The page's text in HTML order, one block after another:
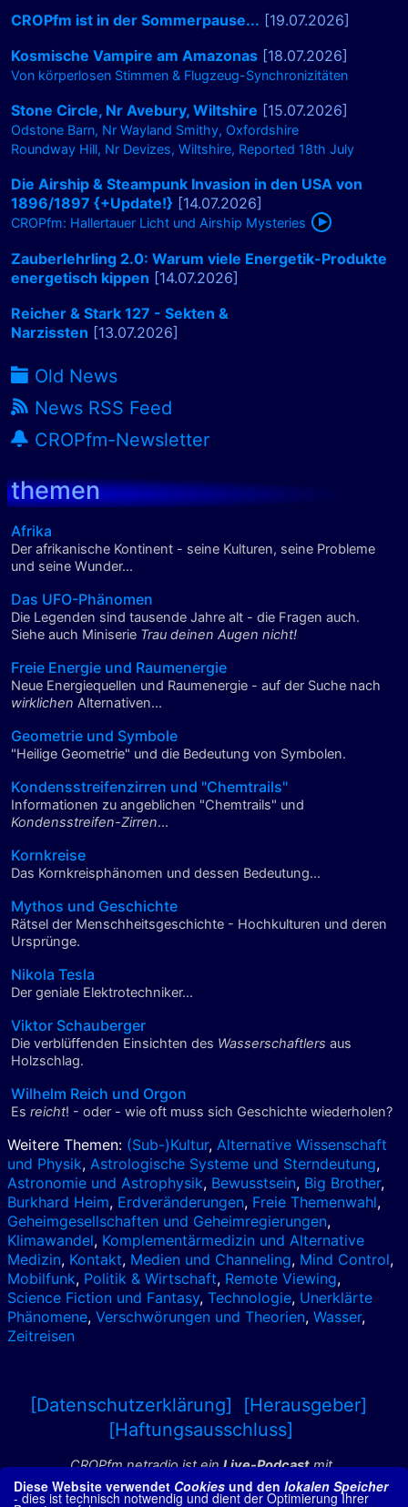
Diese Website verwendet Cookies und den lokalen Speicher
- dies ist technisch notwendig und dient der Optimierung Ihrer
CROPfm ist in der Sommerpause... [19.07.2026]
Kosmische Vampire am Amazonas [18.07.2026]
Von körperlosen Stimmen & Flugzeug-Synchronizitäten
Stone Circle, Nr Avebury, Wiltshire [15.07.2026]
Odstone Barn, Nr Wayland Smithy, Oxfordshire
Roundway Hill, Nr Devizes, Wiltshire, Reported 18th July
Die Airship & Steampunk Invasion in den USA von
1896/1897 {+Update!} [14.07.2026]
CROPfm: Hallertauer Licht und Airship Mysteries
Zauberlehrling 2.0: Warum viele Energetik-Produkte
energetisch kippen [14.07.2026]
Reicher & Stark 127 - Sekten &
Narzissten [13.07.2026]
Old News
News RSS Feed
CROPfm-Newsletter
themen
Afrika
Der afrikanische Kontinent - seine Kulturen, seine Probleme
und seine Wunder...
Das UFO-Phänomen
Die Legenden sind tausende Jahre alt - die Fragen auch.
Siehe auch Miniserie Trau deinen Augen nicht!
Freie Energie und Raumenergie
Neue Energiequellen und Raumenergie - auf der Suche nach
wirklichen Alternativen...
Geometrie und Symbole
"Heilige Geometrie" und die Bedeutung von Symbolen.
Kondensstreifenzirren und "Chemtrails"
Informationen zu angeblichen "Chemtrails" und
Kondensstreifen-Zirren...
Kornkreise
Das Kornkreisphänomen und dessen Bedeutung...
Mythos und Geschichte
Rätsel der Menschheitsgeschichte - Hochkulturen und deren
Ursprünge.
Nikola Tesla
Der geniale Elektrotechniker...
Viktor Schauberger
Die verblüffenden Einsichten des Wasserschaftlers aus
Holzschlag.
Wilhelm Reich und Orgon
Es reicht! - oder - wie oft muss sich Geschichte wiederholen?
Weitere Themen: (Sub-)Kultur, Alternative Wissenschaft
und Physik, Astrologische Systeme und Sterndeutung,
Astronomie und Astrophysik, Bewusstsein, Big Brother,
Burkhard Heim, Erdveränderungen, Freie Themenwahl,
Geheimgesellschaften und Geheimregierungen,
Klimawandel, Komplementärmedizin und Alternative
Medizin, Kontakt, Medien und Channeling, Mind Control,
Mobilfunk, Politik & Wirtschaft, Remote Viewing,
Science Fiction und Fantasy, Technologie, Unerklärte
Phänomene, Verschwörungen und Theorien, Wasser,
Zeitreisen
[Datenschutzerklärung]
[Herausgeber]
[Haftungsausschluss]
CROPfm netradio ist einLive-Podcastmit
Interviews aus den Bereichen
Bewusstseinsforschung, paranormale